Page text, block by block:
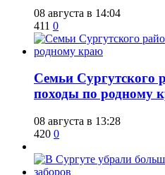
08 августа в 14:04
411 0
​Семьи Сургутского
походы по родному
08 августа в 13:28
420 0